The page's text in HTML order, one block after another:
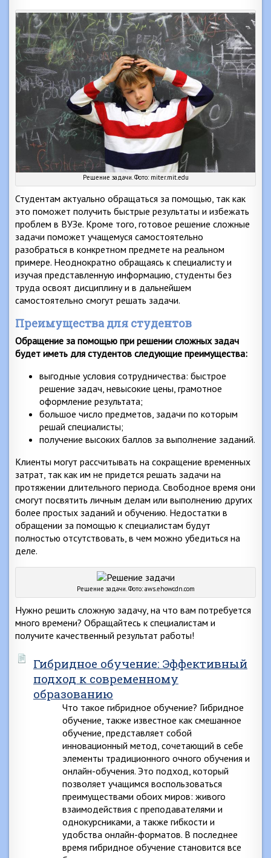
Решение задачи. Фото: miter.mit.edu
Студентам актуально обращаться за помощью, так как
это поможет получить быстрые результаты и избежать
проблем в ВУЗе. Кроме того, готовое решение сложные
задачи поможет учащемуся самостоятельно
разобраться в конкретном предмете на реальном
примере. Неоднократно обращаясь к специалисту и
изучая представленную информацию, студенты без
труда освоят дисциплину и в дальнейшем
самостоятельно смогут решать задачи.
Преимущества для студентов
Обращение за помощью при решении сложных задач
будет иметь для студентов следующие преимущества:
выгодные условия сотрудничества: быстрое
решение задач, невысокие цены, грамотное
оформление результата;
большое число предметов, задачи по которым
решай специалисты;
получение высоких баллов за выполнение заданий.
Клиенты могут рассчитывать на сокращение временных
затрат, так как им не придется решать задачи на
протяжении длительного периода. Свободное время они
смогут посвятить личным делам или выполнению других
более простых заданий и обучению. Недостатки в
обращении за помощью к специалистам будут
полностью отсутствовать, в чем можно убедиться на
деле.
Решение задачи. Фото: aws.ehowcdn.com
Нужно решить сложную задачу, на что вам потребуется
много времени? Обращайтесь к специалистам и
получите качественный результат работы!
Гибридное обучение: Эффективный
подход к современному
образованию
Что такое гибридное обучение? Гибридное
обучение, также известное как смешанное
обучение, представляет собой
инновационный метод, сочетающий в себе
элементы традиционного очного обучения и
онлайн-обучения. Это подход, который
позволяет учащимся воспользоваться
преимуществами обоих миров: живого
взаимодействия с преподавателями и
однокурсниками, а также гибкости и
удобства онлайн-форматов. В последнее
время гибридное обучение становится все